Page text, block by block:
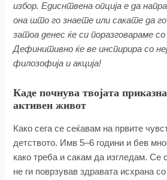
избор. Едиснтвена опција е да
она што го знаете или сакате да
затоа денес ќе си поразговараме со
Дефинитивно ќе ве инспирира со
филозофија и акција!
Каде почнува твојата
активен живот
Како сега се сеќавам на првите
детството. Имв 5–6 години и бев
како треба и сакам да изгледам. Се
не ги поврзував здравата исхрана